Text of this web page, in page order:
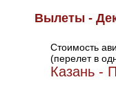
Вылеты -
Стоимость
(перелет в
Казань -